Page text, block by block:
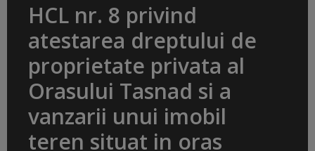
HCL nr. 8 privind
atestarea dreptului de
proprietate privata al
Orasului Tasnad si a
vanzarii unui imobil
teren situat in oras